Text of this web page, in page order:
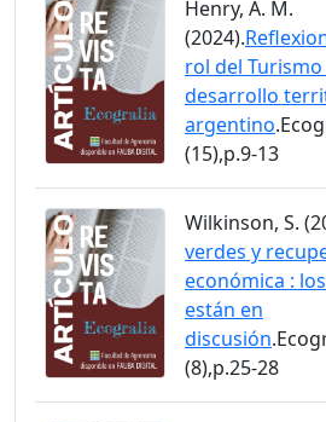
Henry, A. M.
(2024).
rol del
desarrollo
argentino
(15),p.9-13
Wilkinson, S.
verdes y
económica :
están en
discusión
(8),p.25-28